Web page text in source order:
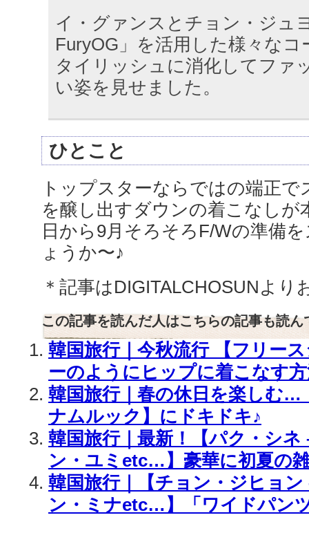
イ・グァンスとチョン・ジュ
FuryOG」を活用した様々な
タイリッシュに消化してファ
い姿を見せました。
ひとこと
トップスターならではの端正
を醸し出すダウンの着こなしが
日から9月そろそろF/Wの準備
ょうか〜♪
＊記事はDIGITALCHOSUNより
この記事を読んだ人はこちらの記事も読ん
韓国旅行｜今秋流行 【フリー
ーのようにヒップに着こなす
韓国旅行｜春の休日を楽しむ…
ナムルック】にドキドキ♪
韓国旅行｜最新！【パク・シネ
ン・ユミetc…】豪華に初夏の
韓国旅行｜【チョン・ジヒョ
ン・ミナetc…】「ワイドパン